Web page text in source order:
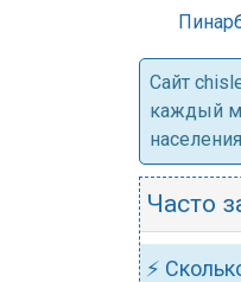
Cайт
каждый
Часто
⚡